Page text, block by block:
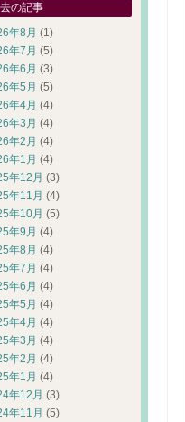
の記事
年8月 (1)
年7月 (5)
年6月 (3)
年5月 (5)
年4月 (4)
年3月 (4)
年2月 (4)
年1月 (4)
年12月 (3)
年11月 (4)
年10月 (5)
年9月 (4)
年8月 (4)
年7月 (4)
年6月 (4)
年5月 (4)
年4月 (4)
年3月 (4)
年2月 (4)
年1月 (4)
年12月 (3)
年11月 (5)